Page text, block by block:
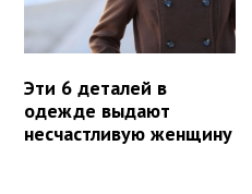
Эти 6 деталей в
одежде выдают
несчастливую женщину